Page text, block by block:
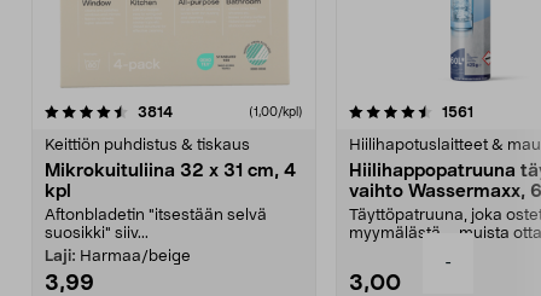
-
3814arvostelut (1,00/kpl)
Keittiön puhdistus & tiskaus
Mikrokuituliina 32 x 31 cm, 4
kpl
Aftonbladetin "itsestään selvä
suosikki" siiv...
Laji: Harmaa/beige
3,99
4.5viidestä
1561
Hiilihapotuslaitteet &
Hiilihappopatruuna
vaihto Wassermaxx,
Täyttöpatruuna, joka
myymälästä – muista
3,00
4.5viidestä